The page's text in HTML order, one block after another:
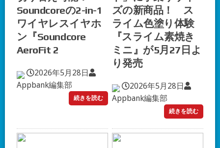
Soundcoreの2-in-1
ワイヤレスイヤホ
ン『Soundcore
AeroFit 2
2026年5月28日
Appbank編集部
続きを読む
ズの新商品！ ス
ライム色塗り体験
『スライム素焼き
ミニ』が5月27日よ
り発売
2026年5月28日
Appbank編集部
続きを読む